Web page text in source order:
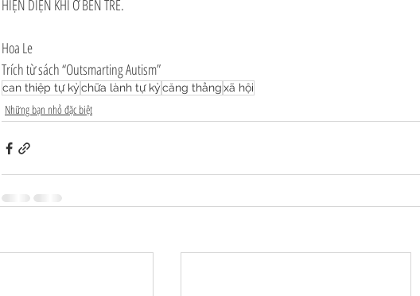
HIỆN DIỆN KHI Ở BÊN TRẺ.
Hoa Le
Trích từ sách “Outsmarting Autism”
can thiệp tự kỷchữa lành tự kỷcăng thẳngxã hội
Những bạn nhỏ đặc biệt